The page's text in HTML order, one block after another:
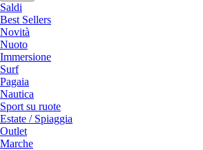
Saldi
Best Sellers
Novità
Nuoto
Immersione
Surf
Pagaia
Nautica
Sport su ruote
Estate / Spiaggia
Outlet
Marche